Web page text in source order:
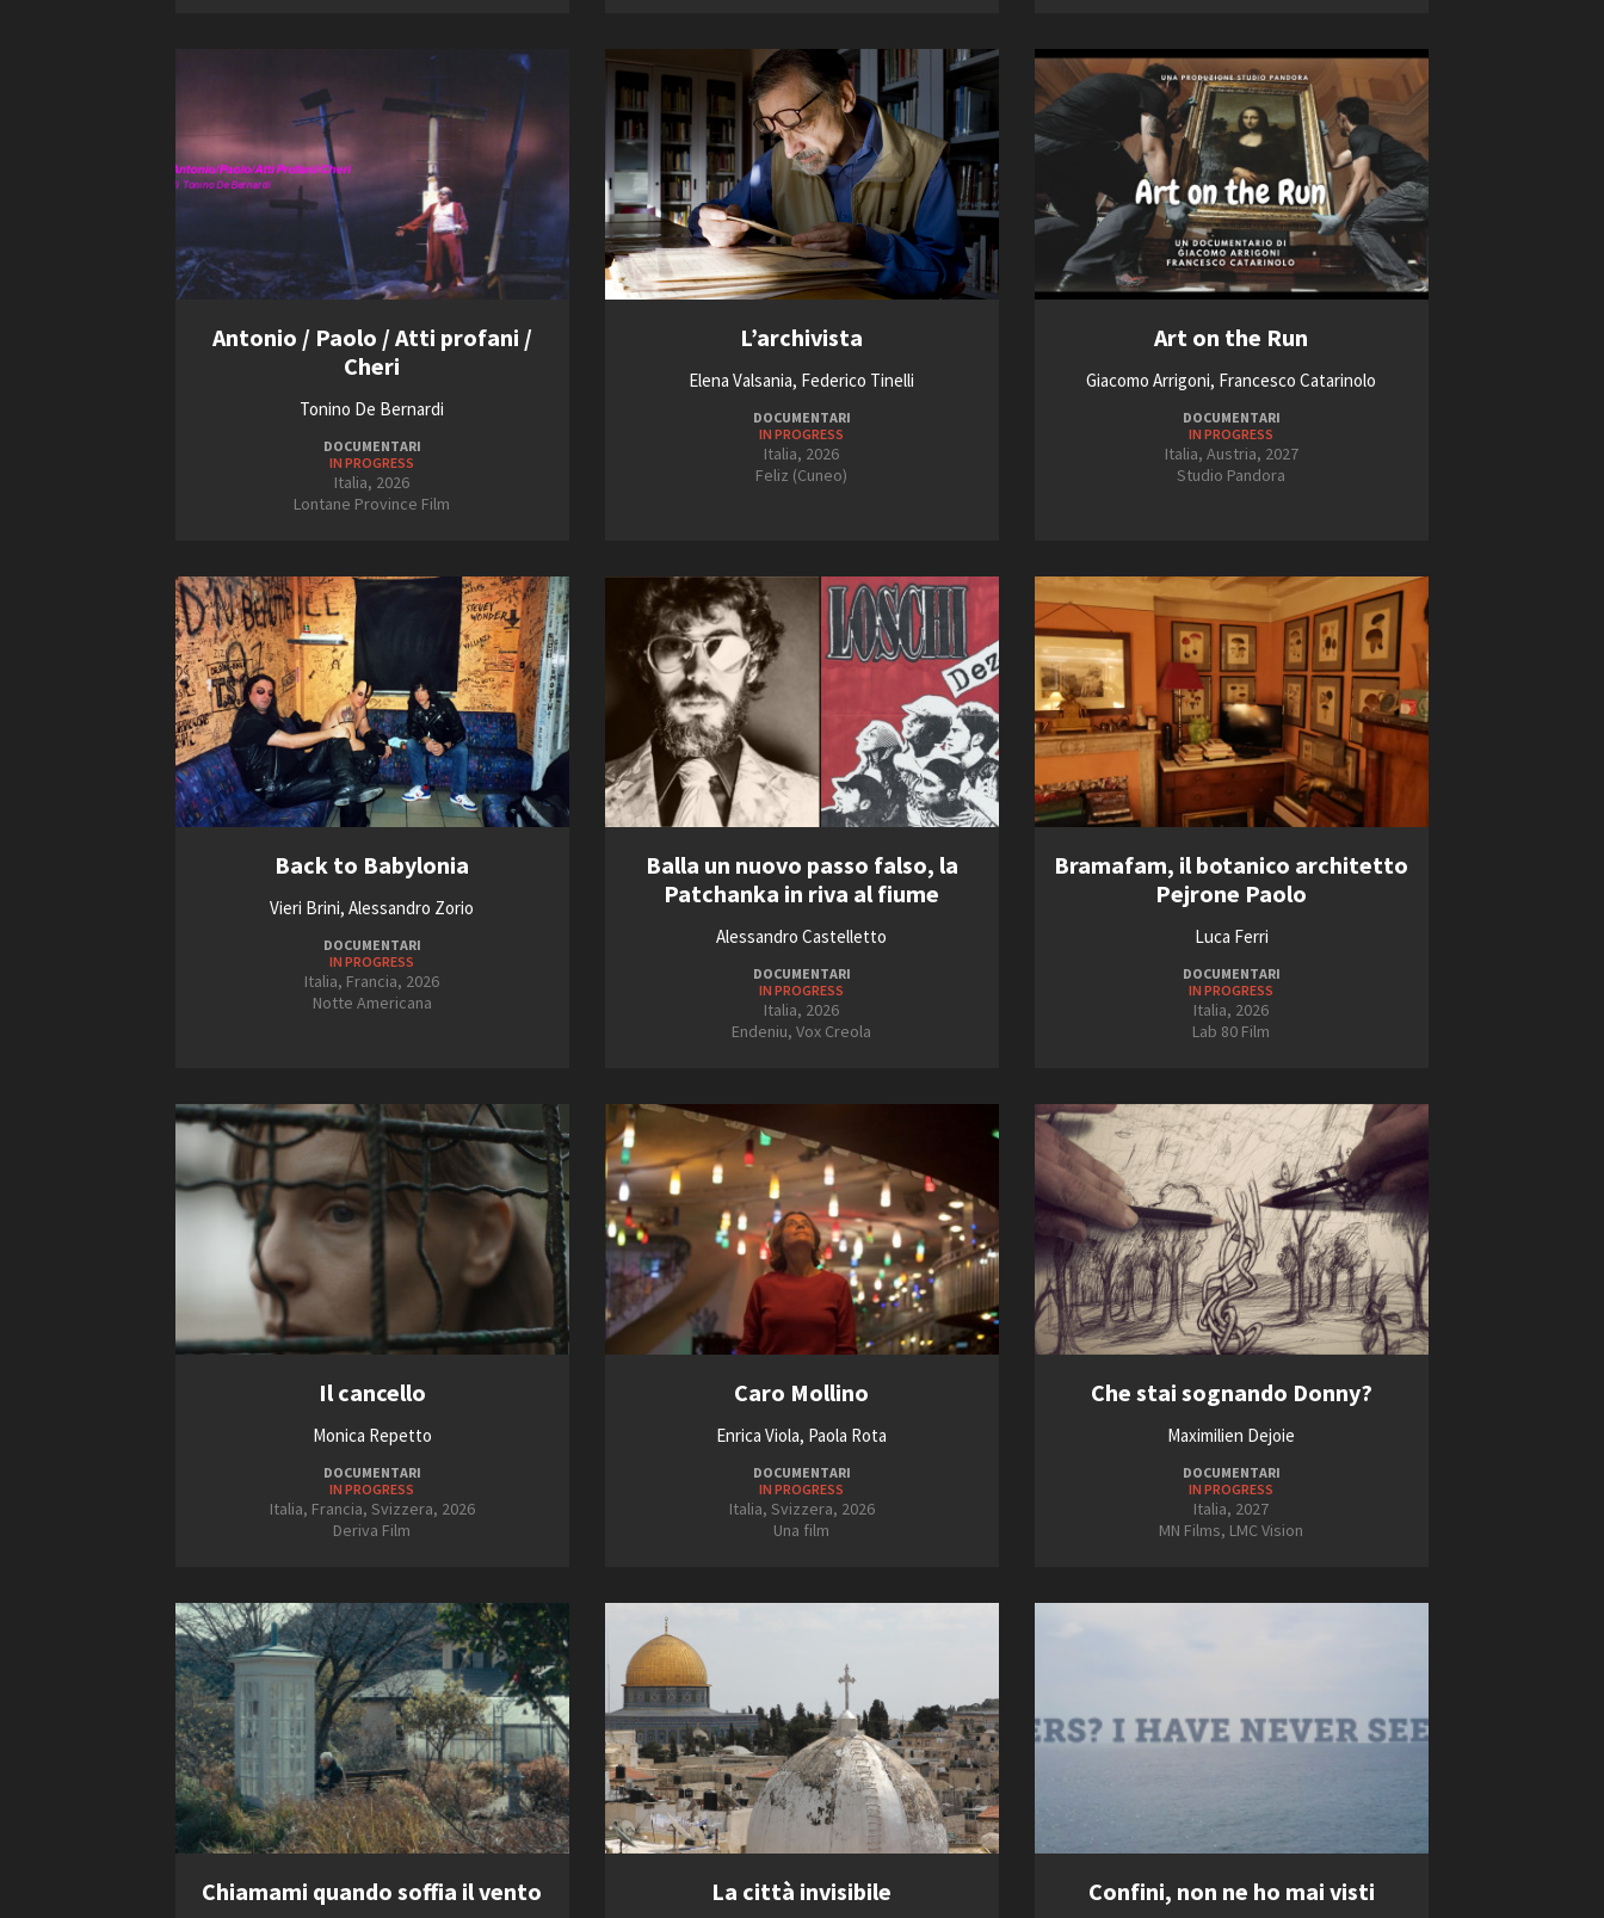
Ciak in TOur!
Amministrazione trasparente Bandi e gare Contatti Privacy Cookie policy Whistleblowing
2015
2023
FILTRA RESET
Antonio / Paolo / Atti profani /
Cheri
Tonino De Bernardi
DOCUMENTARI
IN PROGRESS
Italia, 2026
Lontane Province Film
L’archivista
Elena Valsania, Federico Tinelli
DOCUMENTARI
IN PROGRESS
Italia, 2026
Feliz (Cuneo)
Art on the Run
Giacomo Arrigoni, Francesco Catarinolo
DOCUMENTARI
IN PROGRESS
Italia, Austria, 2027
Studio Pandora
Back to Babylonia
Vieri Brini, Alessandro Zorio
DOCUMENTARI
IN PROGRESS
Italia, Francia, 2026
Notte Americana
Balla un nuovo passo falso, la
Patchanka in riva al fiume
Alessandro Castelletto
DOCUMENTARI
IN PROGRESS
Italia, 2026
Endeniu, Vox Creola
Bramafam, il botanico architetto
Pejrone Paolo
Luca Ferri
DOCUMENTARI
IN PROGRESS
Italia, 2026
Lab 80 Film
Il cancello
Monica Repetto
DOCUMENTARI
IN PROGRESS
Italia, Francia, Svizzera, 2026
Deriva Film
Caro Mollino
Enrica Viola, Paola Rota
DOCUMENTARI
IN PROGRESS
Italia, Svizzera, 2026
Una film
Che stai sognando Donny?
Maximilien Dejoie
DOCUMENTARI
IN PROGRESS
Italia, 2027
MN Films, LMC Vision
Chiamami quando soffia il vento La città invisibile Confini, non ne ho mai visti